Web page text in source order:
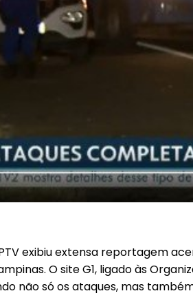
exibiu extensa reportagem
O site G1, ligado às
não só os ataques, mas